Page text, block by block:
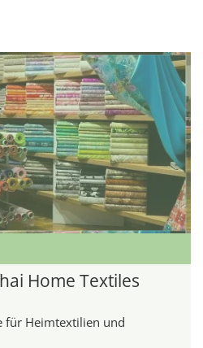
Home Textiles
für Heimtextilien und